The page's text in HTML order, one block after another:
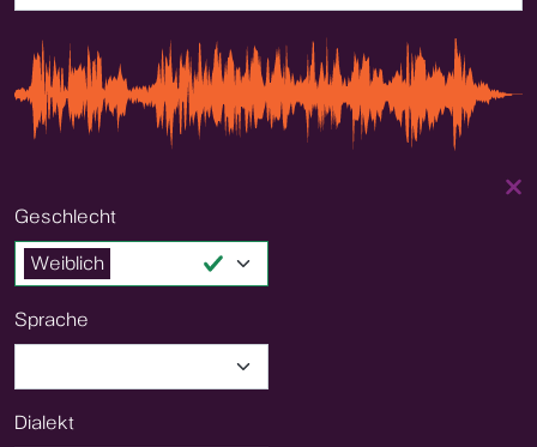
Geschlecht
Weiblich
Sprache
Dialekt